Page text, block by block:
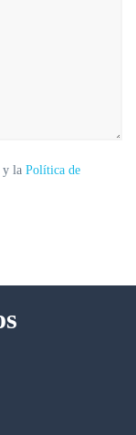
y la Política de